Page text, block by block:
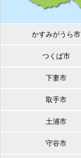
かすみがうら市
つくば市
下妻市
取手市
土浦市
守谷市